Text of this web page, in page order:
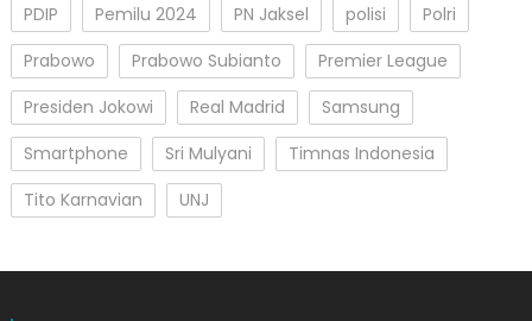
PDIP
Pemilu 2024 PN Jaksel polisi
Polri
Prabowo
Prabowo Subianto
Premier League
Presiden Jokowi
Real Madrid
Samsung
Smartphone
Sri Mulyani
Timnas Indonesia
Tito Karnavian
UNJ